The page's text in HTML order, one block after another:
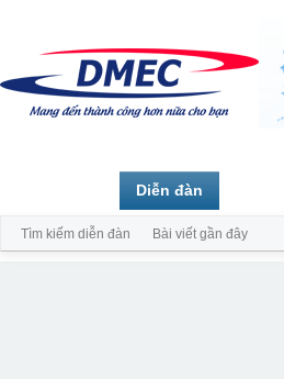
Diễn đàn
Tìm kiếm diễn đàn Bài viết gần đây